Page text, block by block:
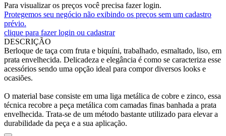
Para visualizar os preços você precisa fazer login.
Protegemos seu negócio não exibindo os preços sem um cadastro
prévio.
clique para fazer login ou cadastrar
DESCRIÇÃO
Berloque de taça com fruta e biquíni, trabalhado, esmaltado, liso, em
prata envelhecida. Delicadeza e elegância é como se caracteriza esse
acessórios sendo uma opção ideal para compor diversos looks e
ocasiões.
O material base consiste em uma liga metálica de cobre e zinco, essa
técnica recobre a peça metálica com camadas finas banhada a prata
envelhecida. Trata-se de um método bastante utilizado para elevar a
durabilidade da peça e a sua aplicação.